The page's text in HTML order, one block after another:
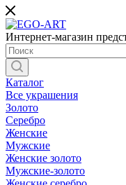
Интернет-магазин
Каталог
Все украшения
Золото
Серебро
Женские
Мужские
Женские золото
Мужские-золото